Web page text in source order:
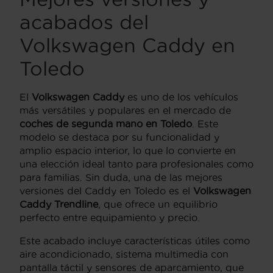
acabados del
Volkswagen Caddy en
Toledo
El Volkswagen Caddy es uno de los vehículos
más versátiles y populares en el mercado de
coches de segunda mano en Toledo . Este
modelo se destaca por su funcionalidad y
amplio espacio interior, lo que lo convierte en
una elección ideal tanto para profesionales como
para familias. Sin duda, una de las mejores
versiones del Caddy en Toledo es el Volkswagen
Caddy Trendline, que ofrece un equilibrio
perfecto entre equipamiento y precio.
Este acabado incluye características útiles como
aire acondicionado, sistema multimedia con
pantalla táctil y sensores de aparcamiento, que